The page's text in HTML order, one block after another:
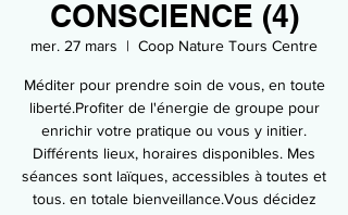
CONSCIENCE (4)
mer. 27 mars
  |
Coop Nature Tours Centre
Méditer pour prendre soin de vous, en toute
liberté.Profiter de l'énergie de groupe pour
enrichir votre pratique ou vous y initier.
Différents lieux, horaires disponibles. Mes
séances sont laïques, accessibles à toutes et
tous. en totale bienveillance.Vous décidez